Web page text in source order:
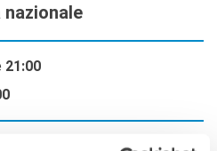
nazionale
21:00